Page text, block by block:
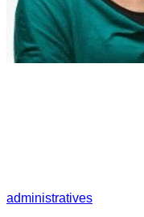
administratives